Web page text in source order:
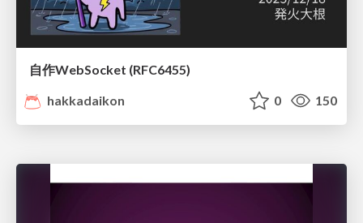
自作WebSocket (RFC6455)
hakkadaikon
0 150